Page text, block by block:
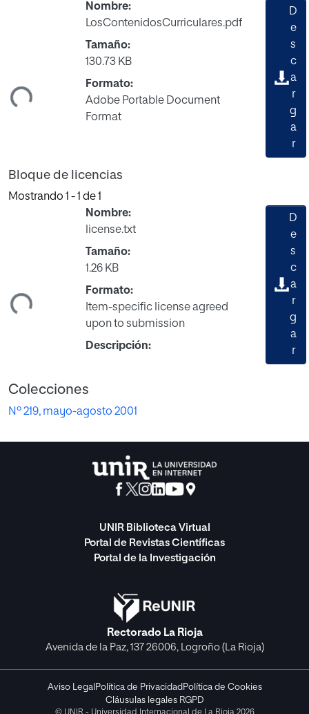
Nombre:
LosContenidosCurriculares.pdf
Tamaño:
130.73 KB
Formato:
Adobe Portable Document
Format
D
e
s
c
a
r
g
a
r
Bloque de licencias
Mostrando 1 - 1 de 1
Nombre:
license.txt
Tamaño:
1.26 KB
Formato:
Item-specific license agreed
upon to submission
Descripción:
D
e
s
c
a
r
g
a
r
Colecciones
Nº 219, mayo-agosto 2001
UNIR Biblioteca Virtual
Portal de Revistas Científicas
Portal de la Investigación
Rectorado La Rioja
Avenida de la Paz, 137 26006, Logroño (La Rioja)
Aviso Legal Política de Privacidad Política de Cookies
Cláusulas legales RGPD